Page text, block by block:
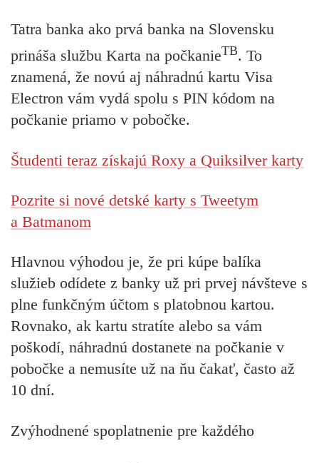
Tatra banka ako prvá banka na Slovensku
prináša službu Karta na počkanieTB. To
znamená, že novú aj náhradnú kartu Visa
Electron vám vydá spolu s PIN kódom na
počkanie priamo v pobočke.
Študenti teraz získajú Roxy a Quiksilver karty
Pozrite si nové detské karty s Tweetym
a Batmanom
Hlavnou výhodou je, že pri kúpe balíka
služieb odídete z banky už pri prvej návšteve s
plne funkčným účtom s platobnou kartou.
Rovnako, ak kartu stratíte alebo sa vám
poškodí, náhradnú dostanete na počkanie v
pobočke a nemusíte už na ňu čakať, často až
10 dní.
Zvýhodnené spoplatnenie pre každého